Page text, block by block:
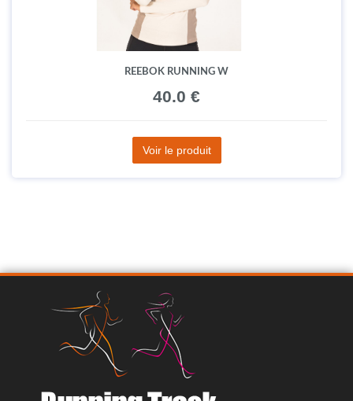
REEBOK RUNNING W
40.0 €
Voir le produit